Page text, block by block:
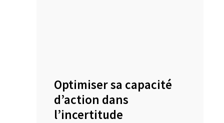
Optimiser sa capacité
d’action dans
l’incertitude